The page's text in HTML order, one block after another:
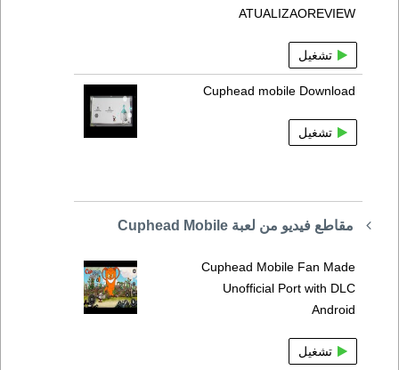
ATUALIZAOREVIEW
تشغيل
Cuphead mobile Download
تشغيل
مقاطع فيديو من لعبة Cuphead Mobile
Cuphead Mobile Fan Made
Unofficial Port with DLC
Android
تشغيل